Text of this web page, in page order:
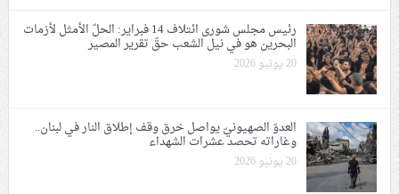
رئيس مجلس شورى ائتلاف 14 فبراير: الحلّ الأمثل لأزمات
البحرين هو في نيل الشعب حقّ تقرير المصير
20 يونيو 2026
العدوّ الصهيونيّ يواصل خرق وقف إطلاق النار في لبنان..
وغاراته تحصد عشرات الشهداء
20 يونيو 2026